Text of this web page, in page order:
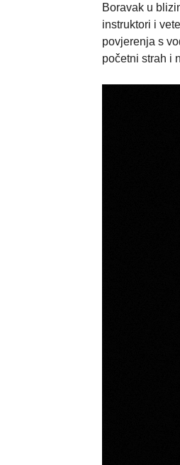
Boravak u
instruktori i
povjerenja s
početni strah i